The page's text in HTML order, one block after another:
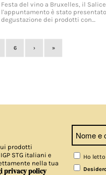
Festa del vino a Bruxelles, il
l'appuntamento è stato
degustazione dei prodotti con…
6 › »
prodotti
STG italiani e
nella tua
privacy policy
Ho